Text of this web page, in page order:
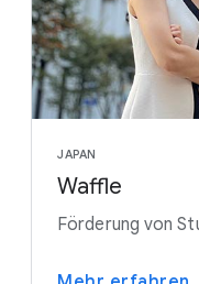
JAPAN
Waffle
Förderung von